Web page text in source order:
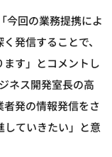
今回の業務提携によ
発信することで、
す」とコメントし
ネス開発室長の高
発の情報発信をさ
していきたい」と意